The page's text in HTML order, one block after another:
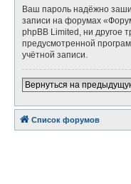
Ваш пароль надёжно
записи на форумах
phpBB Limited, ни другое
предусмотренной
учётной записи.
Вернуться на
Список форумов